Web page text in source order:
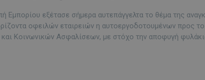
Εμπορίου εξέτασε σήμερα αυτεπάγγελτα το θέμα της
οφειλών εταιρειών η αυτοεργοδοτουμένων προς
Κοινωνικών Ασφαλίσεων, με στόχο την αποφυγή